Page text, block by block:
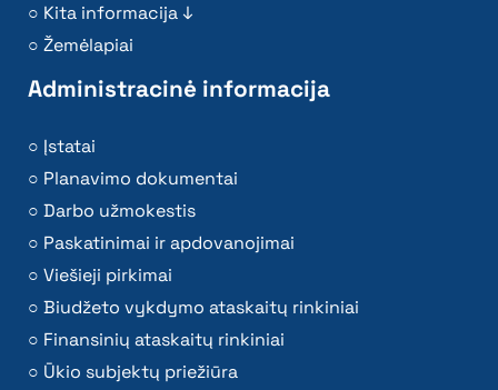
Kita informacija ↓
Žemėlapiai
Administracinė informacija
Įstatai
Planavimo dokumentai
Darbo užmokestis
Paskatinimai ir apdovanojimai
Viešieji pirkimai
Biudžeto vykdymo ataskaitų rinkiniai
Finansinių ataskaitų rinkiniai
Ūkio subjektų priežiūra